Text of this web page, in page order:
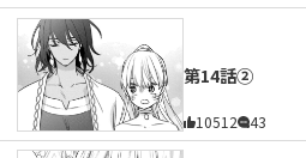
第14話②
10512 43